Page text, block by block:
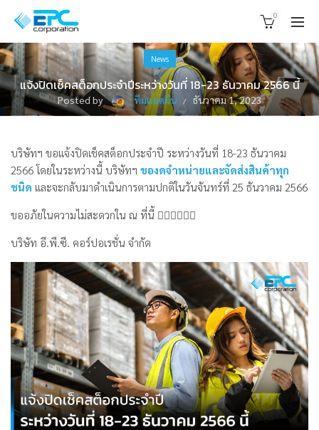
0
News
แจ้งปิดเช็คสต็อกประจำปีระหว่างวันที่ 18-23 ธันวาคม 2566 นี้
Posted by ทีมแอดมิน ธันวาคม 1, 2023
บริษัทฯ ขอแจ้งปิดเช็คสต็อกประจำปี ระหว่างวันที่ 18-23 ธันวาคม
2566 โดยในระหว่างนี้ บริษัทฯ ของดจำหน่ายและจัดส่งสินค้าทุก
ชนิด และจะกลับมาดำเนินการตามปกติในวันจันทร์ที่ 25 ธันวาคม 2566
ขออภัยในความไม่สะดวกใน ณ ที่นี้ 🙇🏻‍♂️🙇🏻‍♀️
บริษัท อี.พี.ซี. คอร์ปอเรชั่น จำกัด